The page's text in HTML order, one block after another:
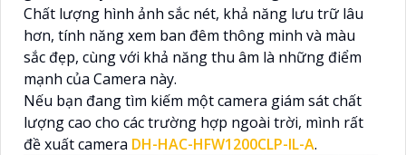
Chất lượng hình ảnh sắc nét, khả năng lưu trữ lâu
hơn, tính năng xem ban đêm thông minh và màu
sắc đẹp, cùng với khả năng thu âm là những điểm
mạnh của Camera này.
Nếu bạn đang tìm kiếm một camera giám sát chất
lượng cao cho các trường hợp ngoài trời, mình rất
đề xuất camera DH-HAC-HFW1200CLP-IL-A.